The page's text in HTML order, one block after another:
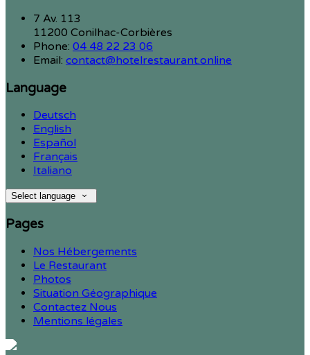
7 Av. 113
11200 Conilhac-Corbières
Phone: 04 48 22 23 06
Email: contact@hotelrestaurant.online
Language
Deutsch
English
Español
Français
Italiano
Select language
Pages
Nos Hébergements
Le Restaurant
Photos
Situation Géographique
Contactez Nous
Mentions légales